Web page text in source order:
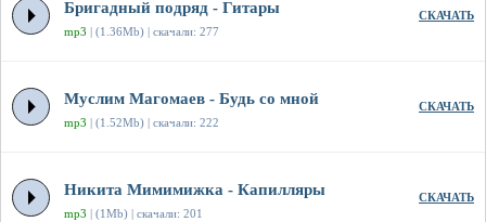
Бригадный подряд - Гитары
mp3 | (1.36Mb) | скачали: 277
СКАЧАТЬ
Муслим Магомаев - Будь со мной
mp3 | (1.52Mb) | скачали: 222
СКАЧАТЬ
Никита Мимимижка - Капилляры
mp3 | (1Mb) | скачали: 201
СКАЧАТЬ